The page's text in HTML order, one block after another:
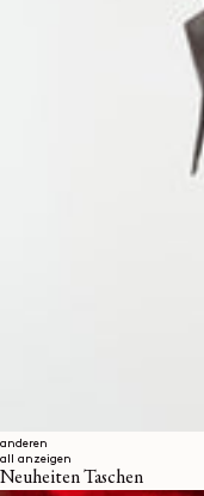
anderen
all anzeigen
Neuheiten Taschen